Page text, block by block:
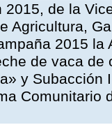
2015, de la
Agricultura,
2015
de vaca
y Subacción
Comunitario